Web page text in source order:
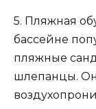
5. Пляжная
бассейне
пляжные
шлепанцы.